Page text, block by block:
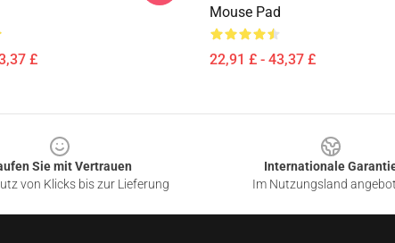
£
Mouse Pad
22,91 £ - 43,37 £
Sie mit Vertrauen
von Klicks bis zur Lieferung
Internationale
Im Nutzungsland